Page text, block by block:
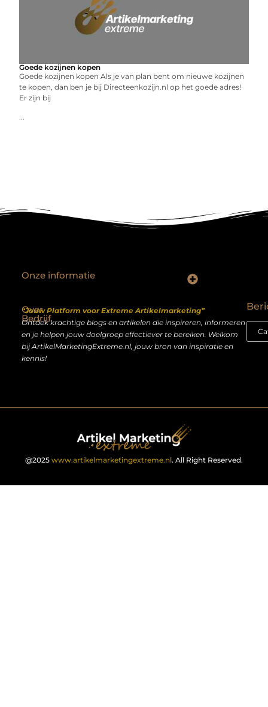
Goede kozijnen kopen
Goede kozijnen kopen Als je van plan bent om nieuwe kozijnen
te kopen, dan ben je bij Directeenkozijn.nl op het goede adres!
Er zijn bij
...
Over
Bedrijf
“Jouw Platform voor Extreme Artikelmarketing”
Ontdek krachtige blogs en artikelen die inspireren, informeren
en je helpen jouw doelgroep effectiever te bereiken. Welkom
bij ArtikelMarketingExtreme.nl, jouw bron van inspiratie en
kennis!
Onze informatie
@2025 www.artikelmarketingextreme.nl. All Right Reserved.